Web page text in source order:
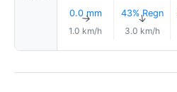
0.0 mm
↑
1.0 km/h
43% Regn
↑
3.0 km/h